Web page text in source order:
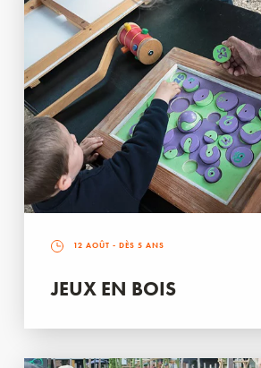
12 AOÛT - DÈS 5 ANS
JEUX EN BOIS